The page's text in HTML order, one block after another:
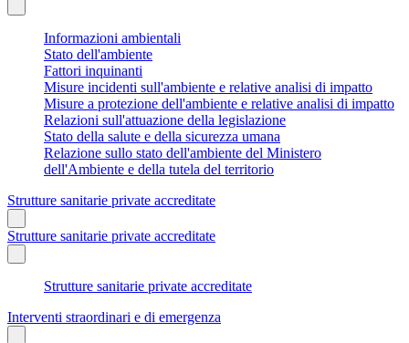
Informazioni ambientali
Stato dell'ambiente
Fattori inquinanti
Misure incidenti sull'ambiente e relative analisi di impatto
Misure a protezione dell'ambiente e relative analisi di impatto
Relazioni sull'attuazione della legislazione
Stato della salute e della sicurezza umana
Relazione sullo stato dell'ambiente del Ministero
dell'Ambiente e della tutela del territorio
Strutture sanitarie private accreditate
Strutture sanitarie private accreditate
Strutture sanitarie private accreditate
Interventi straordinari e di emergenza